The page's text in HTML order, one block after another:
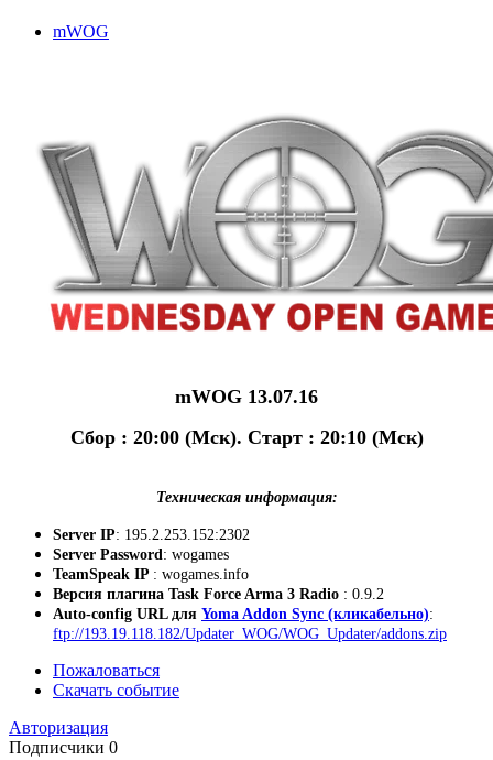
mWOG
mWOG 13.07.16
Сбор : 20:00 (Мск). Старт : 20:10 (Мск)
Техническая информация:
Server IP: 195.2.253.152:2302
Server Password: wogames
TeamSpeak IP : wogames.info
Версия плагина Task Force Arma 3 Radio : 0.9.2
Auto-config URL для Yoma Addon Sync (кликабельно):
ftp://193.19.118.182/Updater_WOG/WOG_Updater/addons.zip
Пожаловаться
Скачать событие
Авторизация
Подписчики 0